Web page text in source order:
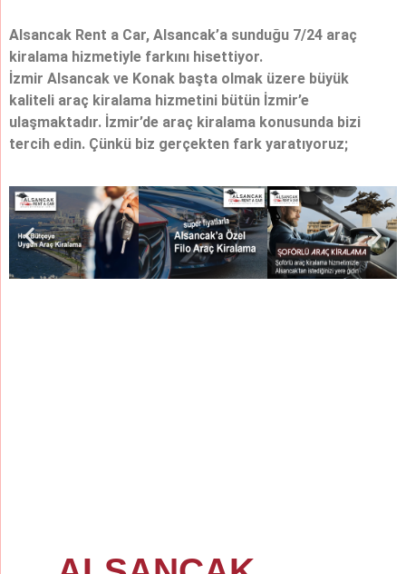
Alsancak Rent a Car, Alsancak’a sunduğu 7/24 araç
kiralama hizmetiyle farkını hisettiyor.
İzmir Alsancak ve Konak başta olmak üzere büyük
kaliteli araç kiralama hizmetini bütün İzmir’e
ulaşmaktadır. İzmir’de araç kiralama konusunda bizi
tercih edin. Çünkü biz gerçekten fark yaratıyoruz;